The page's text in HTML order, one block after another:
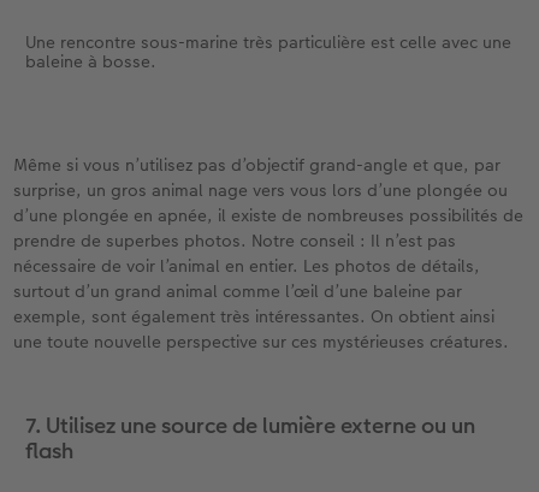
Une rencontre sous-marine très particulière est celle avec une
baleine à bosse.
Même si vous n’utilisez pas d’objectif grand-angle et que, par
surprise, un gros animal nage vers vous lors d’une plongée ou
d’une plongée en apnée, il existe de nombreuses possibilités de
prendre de superbes photos. Notre conseil : Il n’est pas
nécessaire de voir l’animal en entier. Les photos de détails,
surtout d’un grand animal comme l’œil d’une baleine par
exemple, sont également très intéressantes. On obtient ainsi
une toute nouvelle perspective sur ces mystérieuses créatures.
7. Utilisez une source de lumière externe ou un
flash